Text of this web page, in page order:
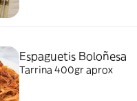
Espaguetis Boloñesa
Tarrina 400gr aprox